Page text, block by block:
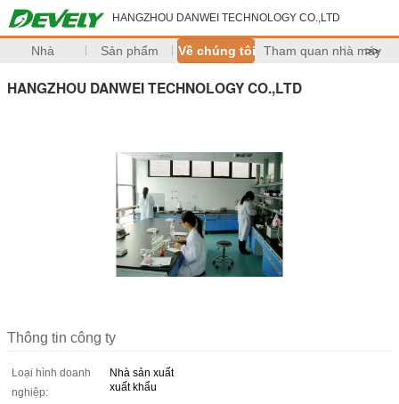
HANGZHOU DANWEI TECHNOLOGY CO.,LTD
Nhà Sản phẩm Về chúng tôi Tham quan nhà máy
>>
HANGZHOU DANWEI TECHNOLOGY CO.,LTD
Thông tin công ty
Loại hình doanh
nghiệp:
Nhà sản xuất
xuất khẩu